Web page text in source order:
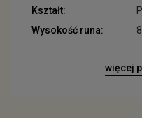
Kształt:
Wysokość runa:
więcej